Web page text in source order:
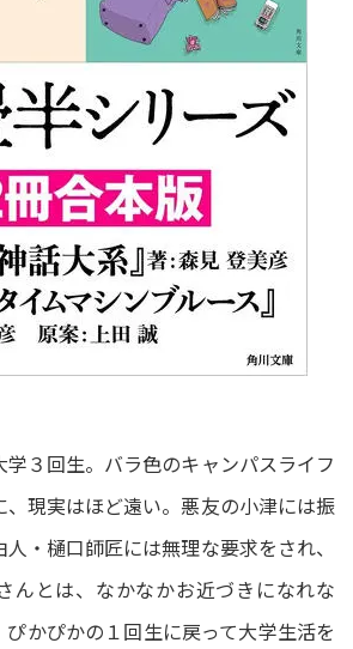
学３回生。バラ色のキャンパスライフ
現実はほど遠い。悪友の小津には振
・樋口師匠には無理な要求をされ、
んとは、なかなかお近づきになれな
かぴかの１回生に戻って大学生活を